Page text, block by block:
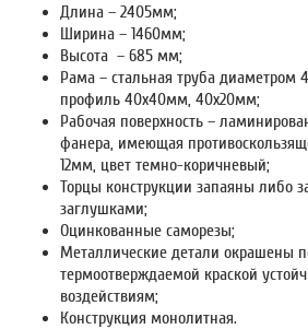
Длина – 2405мм;
Ширина – 1460мм;
Высота – 685 мм;
Рама – стальная труба диаметром
профиль 40х40мм, 40х20мм;
Рабочая поверхность –
фанера, имеющая
12мм, цвет темно-коричневый;
Торцы конструкции запаяны либо
заглушками;
Оцинкованные саморезы;
Металлические детали окрашены
термоотверждаемой краской
воздействиям;
Конструкция монолитная.